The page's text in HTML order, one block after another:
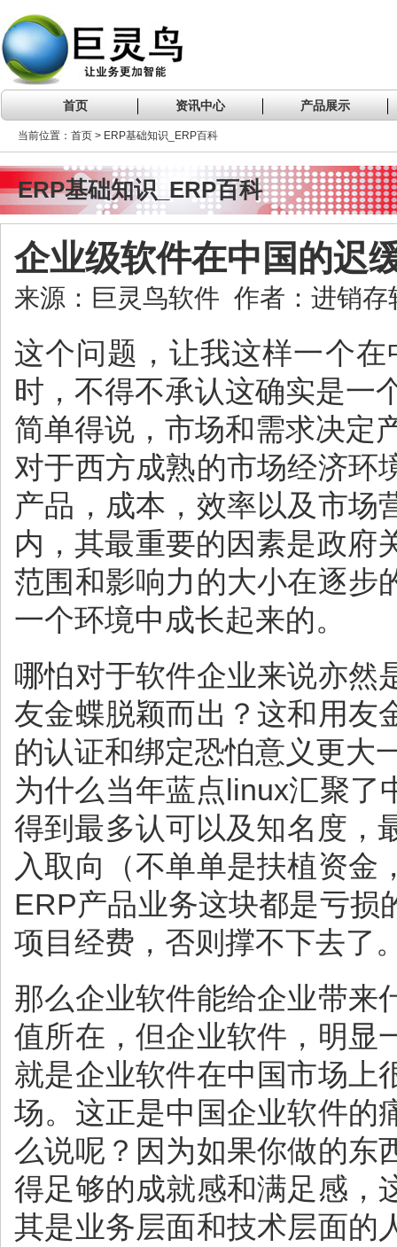
首页 资讯中心 产品展示
当前位置：首页 > ERP基础知识_ERP百科
ERP基础知识_ERP百科
企业级软件在中国的迟
来源：巨灵鸟软件 作者：进销
这个问题，让我这样一个
时，不得不承认这确实是一
简单得说，市场和需求决定
对于西方成熟的市场经济环
产品，成本，效率以及市场
内，其最重要的因素是政府
范围和影响力的大小在逐步
一个环境中成长起来的。
哪怕对于软件企业来说亦然
友金蝶脱颖而出？这和用友
的认证和绑定恐怕意义更大
为什么当年蓝点linux汇聚了
得到最多认可以及知名度，
入取向（不单单是扶植资
ERP产品业务这块都是亏损
项目经费，否则撑不下去了
那么企业软件能给企业带来
值所在，但企业软件，明显
就是企业软件在中国市场上
场。这正是中国企业软件的
么说呢？因为如果你做的东
得足够的成就感和满足感，
其是业务层面和技术层面的